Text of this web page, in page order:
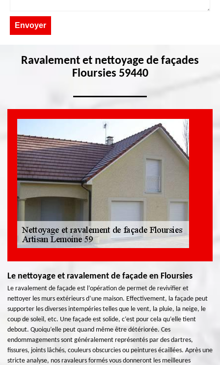
Ravalement et nettoyage de façades
Floursies 59440
Le nettoyage et ravalement de façade en Floursies
Le ravalement de façade est l’opération de permet de revivifier et
nettoyer les murs extérieurs d’une maison. Effectivement, la façade peut
supporter les diverses intempéries telles que le vent, la pluie, la neige, le
coup de soleil, etc. Une façade est solide, c’est pour cela qu’elle tient
debout. Quoiqu’elle peut quand même être détériorée. Ces
endommagements sont généralement représentés par des dartres,
fissures, joints lâchés, couleurs obscurcies ou peintures écaillées. Après une
stricte analyse, nos ravaleurs formés vous donneront les meilleures